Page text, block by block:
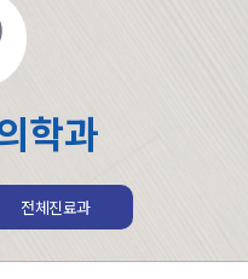
학과
전체진료과